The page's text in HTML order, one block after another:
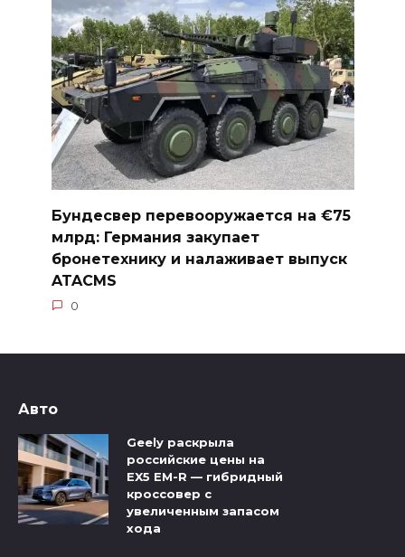
Бундесвер перевооружается на €75
млрд: Германия закупает
бронетехнику и налаживает выпуск
ATACMS
0
Авто
Geely раскрыла
российские цены на
EX5 EM-R — гибридный
кроссовер с
увеличенным запасом
хода